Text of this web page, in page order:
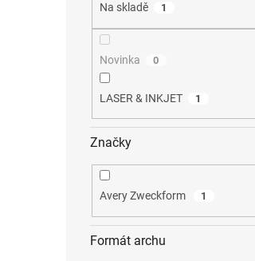
Na skladě 1
Novinka 0
LASER & INKJET 1
Značky
Avery Zweckform 1
Formát archu